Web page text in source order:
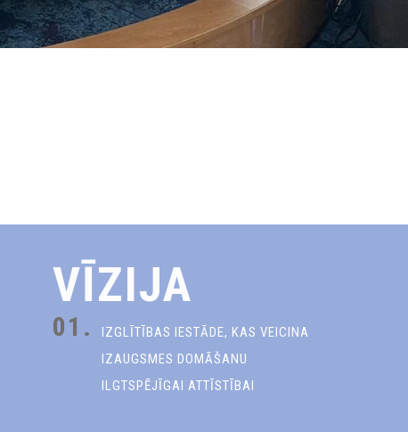
VĪZIJA
01.
IZGLĪTĪBAS IESTĀDE, KAS VEICINA
IZAUGSMES DOMĀŠANU
ILGTSPĒJĪGAI ATTĪSTĪBAI